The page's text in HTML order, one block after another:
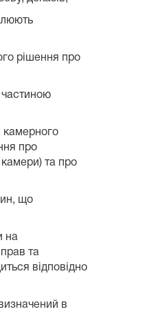
рішення про
частиною
камерного
про
та про
що
на
та
відповідно
в